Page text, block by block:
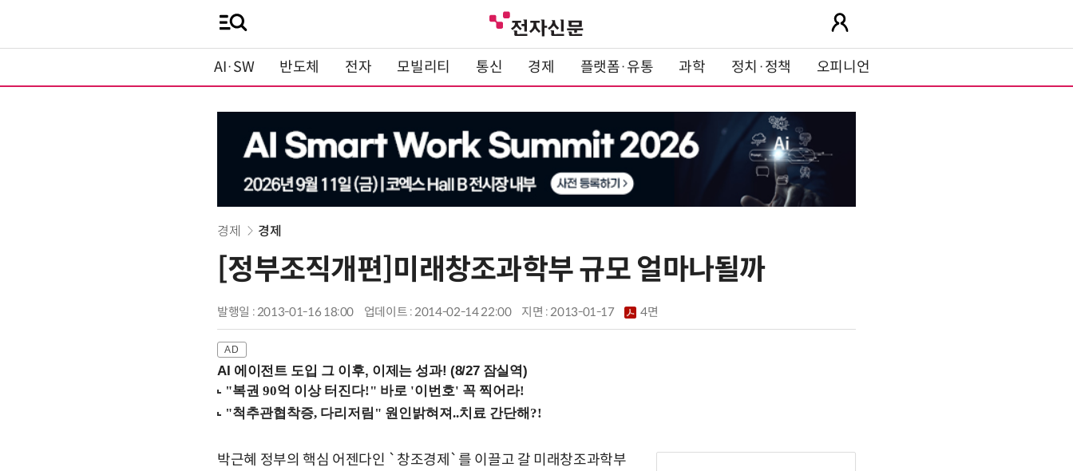
AI·SW 반도체 전자 모빌리티 통신 경제 플랫폼·유통 과학 정치·정책 오피니언
경제 경제
[정부조직개편]미래창조과학부 규모 얼마나될까
발행일 : 2013-01-16 18:00 업데이트 : 2014-02-14 22:00 지면 :2013-01-17 4면
AI 에이전트 도입 그 이후, 이제는 성과! (8/27 잠실역)
박근혜 정부의 핵심 어젠다인 `창조경제`를 이끌고 갈 미래창조과학부